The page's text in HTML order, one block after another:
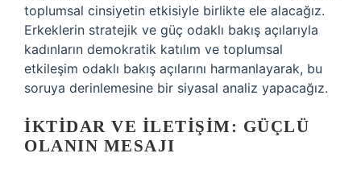
toplumsal cinsiyetin etkisiyle birlikte ele alacağız.
Erkeklerin stratejik ve güç odaklı bakış açılarıyla
kadınların demokratik katılım ve toplumsal
etkileşim odaklı bakış açılarını harmanlayarak, bu
soruya derinlemesine bir siyasal analiz yapacağız.
İKTIDAR VE İLETIŞIM: GÜÇLÜ
OLANIN MESAJI